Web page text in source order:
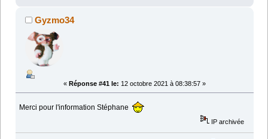
Gyzmo34
« Réponse #41 le: 12 octobre 2021 à 08:38:57 »
Merci pour l'information Stéphane
IP archivée